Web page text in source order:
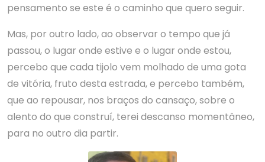
pensamento se este é o caminho que quero seguir.
Mas, por outro lado, ao observar o tempo que já
passou, o lugar onde estive e o lugar onde estou,
percebo que cada tijolo vem molhado de uma gota
de vitória, fruto desta estrada, e percebo também,
que ao repousar, nos braços do cansaço, sobre o
alento do que construí, terei descanso momentâneo,
para no outro dia partir.